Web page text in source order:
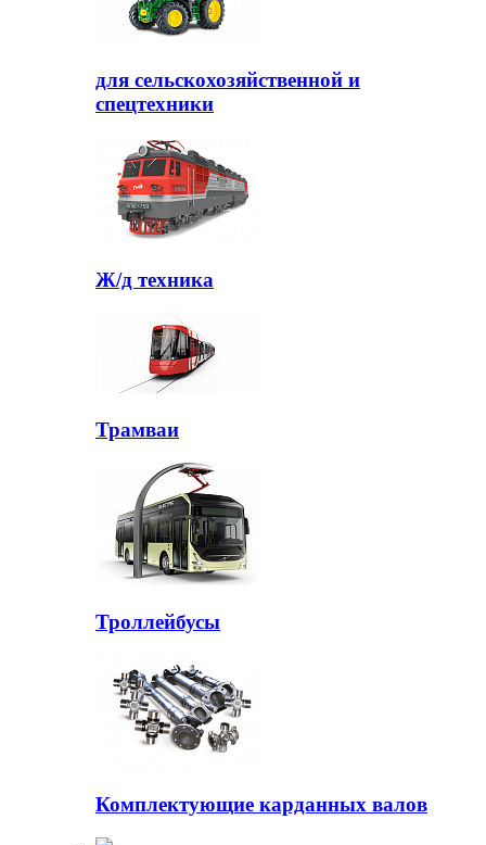
для сельскохозяйственной и
спецтехники
Ж/д техника
Трамваи
Троллейбусы
Комплектующие карданных валов